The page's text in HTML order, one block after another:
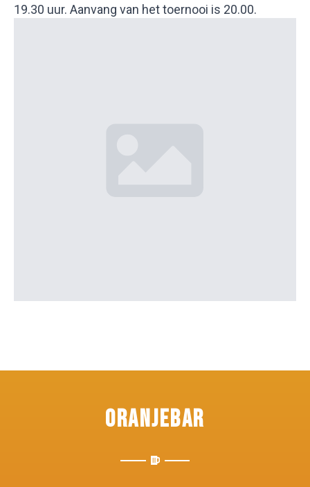
19.30 uur. Aanvang van het toernooi is 20.00.
Oranjebar